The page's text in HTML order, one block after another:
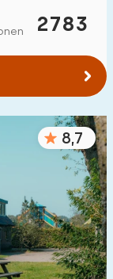
2
3
6
7
8
2783
8,7